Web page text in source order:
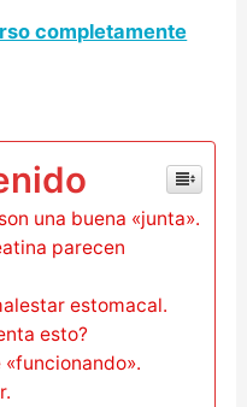
completamente
una buena «junta».
parecen
estomacal.
esto?